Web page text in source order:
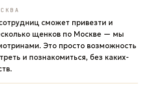
сможет привезти и
щенков по Москве — мы
Это просто возможность
и познакомиться, без каких-